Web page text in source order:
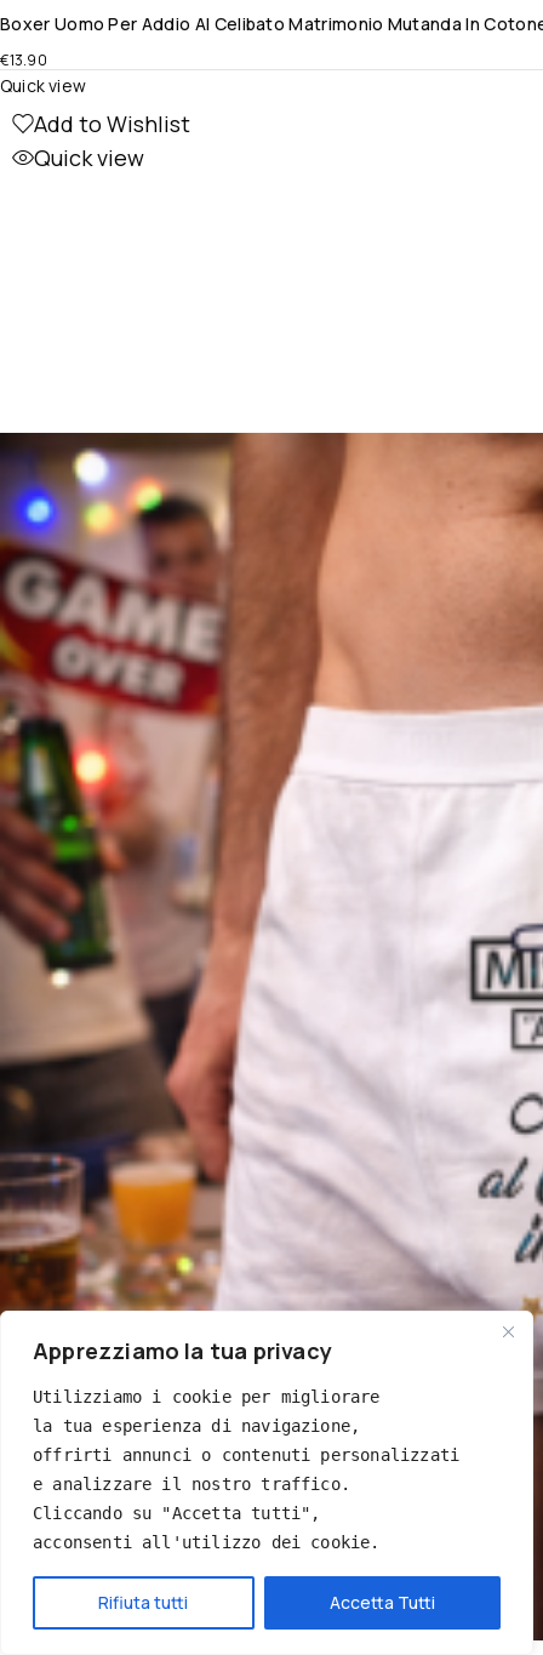
Apprezziamo la tua privacy
Utilizziamo i cookie per migliorare
la tua esperienza di navigazione,
offrirti annunci o contenuti personalizzati
e analizzare il nostro traffico.
Cliccando su "Accetta tutti",
acconsenti all'utilizzo dei cookie.
Rifiuta tutti Accetta Tutti
Boxer Uomo Per Addio Al Celibato Matrimonio Mutanda In
€13.90
Add to Wishlist
Quick view
Quick view
Hai bisogno di aiuto?